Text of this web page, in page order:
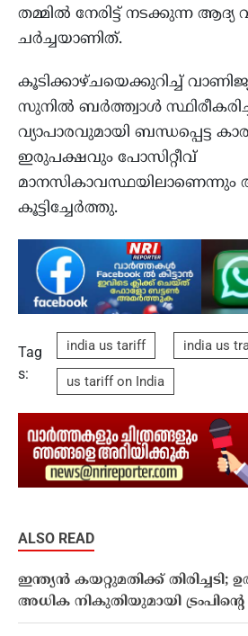
തമ്മില്‍ നേരിട്ട് നടക്കുന്ന ആദ്യ
ചര്‍ച്ചയാണിത്.
കൂടിക്കാഴ്ചയെക്കുറിച്ച് വാണിജ്യ
സുനില്‍ ബര്‍ത്ത്വാള്‍
വ്യാപാരവുമായി ബന്ധപ്പെട്ട
ഇരുപക്ഷവും പോസിറ്റീവ്
മാനസികാവസ്ഥയിലാണെന്നും
കൂട്ടിച്ചേര്‍ത്തു.
Tag
s:
india us tariff india us
us tariff on India
ALSO READ
ഇന്ത്യൻ കയറ്റുമതിക്ക് തിരിച്ചടി;
അധിക നികുതിയുമായി ട്രംപിൻ്റെ